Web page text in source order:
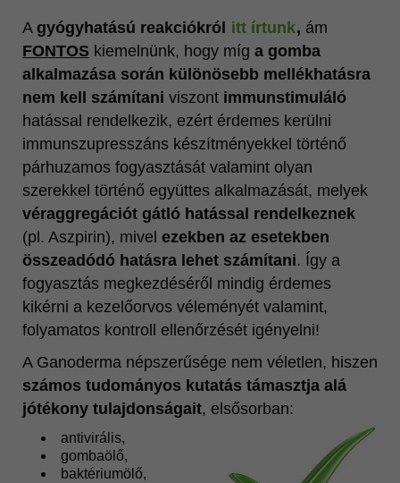
A gyógyhatású reakciókról itt írtunk, ám
FONTOS kiemelnünk, hogy míg a gomba
alkalmazása során különösebb mellékhatásra
nem kell számítani viszont immunstimuláló
hatással rendelkezik, ezért érdemes kerülni
immunszupresszáns készítményekkel történő
párhuzamos fogyasztását valamint olyan
szerekkel történő együttes alkalmazását, melyek
véraggregációt gátló hatással rendelkeznek
(pl. Aszpirin), mivel ezekben az esetekben
összeadódó hatásra lehet számítani. Így a
fogyasztás megkezdéséről mindig érdemes
kikérni a kezelőorvos véleményét valamint,
folyamatos kontroll ellenőrzését igényelni!
A Ganoderma népszerűsége nem véletlen, hiszen
számos tudományos kutatás támasztja alá
jótékony tulajdonságait, elsősorban:
antivirális,
gombaölő,
baktériumölő,